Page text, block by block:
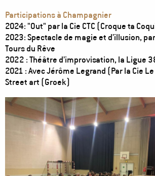
Participations à Champagnier
2024: "Out" par la Cie CTC (Croque ta
2023: Spectacle de magie et d’illusion,
Tours du Rêve
2022 : Théâtre d’improvisation, la Ligue
2021 : Avec Jérôme Legrand (Par la Cie
Street art (Groek)
Image